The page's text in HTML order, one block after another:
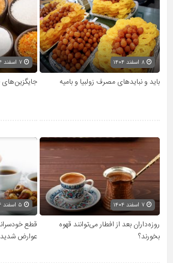
۸ اسفند ۱۴۰۴
باید و نبایدهای مصرف زولبیا و بامیه جایگزین‌های
۷ اسفند ۱۴۰۴
روزه‌داران بعد از افطار می‌توانند قهوه
بخورند؟
قطع
عوارض شدید